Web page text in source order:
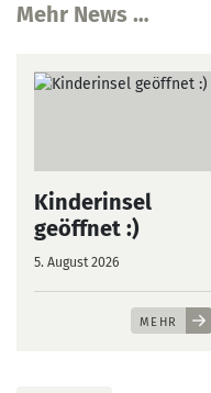
Mehr News …
Kinderinsel
geöffnet :)
5. August 2026
MEHR